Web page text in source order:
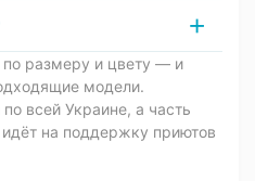
по размеру и цвету — и
модели.
всей Украине, а часть
на поддержку приютов